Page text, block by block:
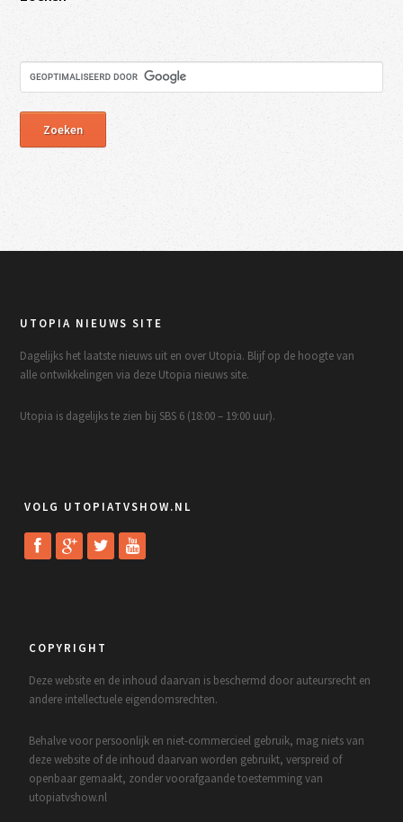
UTOPIA NIEUWS SITE
Dagelijks het laatste nieuws uit en over Utopia. Blijf op de hoogte van
alle ontwikkelingen via deze Utopia nieuws site.
Utopia is dagelijks te zien bij SBS 6 (18:00 – 19:00 uur).
VOLG UTOPIATVSHOW.NL
COPYRIGHT
Deze website en de inhoud daarvan is beschermd door auteursrecht en
andere intellectuele eigendomsrechten.
Behalve voor persoonlijk en niet-commercieel gebruik, mag niets van
deze website of de inhoud daarvan worden gebruikt, verspreid of
openbaar gemaakt, zonder voorafgaande toestemming van
utopiatvshow.nl